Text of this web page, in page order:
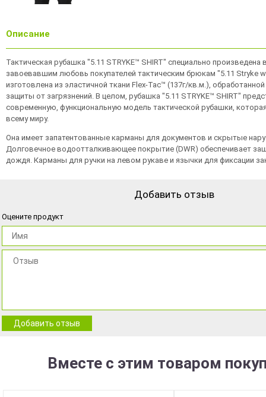
Описание
Тактическая рубашка "5.11 STRYKE™ SHIRT" специально произведена
завоевавшим любовь покупателей тактическим брюкам "5.11 Stryke
изготовлена из эластичной ткани Flex-Tac™ (137г/кв.м.),
защиты от загрязнений. В целом, рубашка "5.11 STRYKE™ SHIRT"
современную, функциональную модель тактической рубашки,
всему миру.
Она имеет запатентованные карманы для документов и скрытые
Долговечное водоотталкивающее покрытие (DWR) обеспечивает
дождя. Карманы для ручки на левом рукаве и язычки для фиксации
Добавить отзыв
Оцените продукт
Добавить отзыв
Вместе с этим товаром